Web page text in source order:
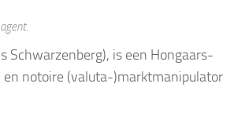
Schwarzenberg), is een Hongaars-
notoire (valuta-)marktmanipulator